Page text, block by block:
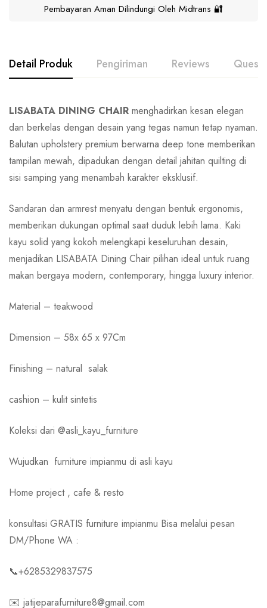
Pembayaran Aman Dilindungi Oleh Midtrans 🔐
Detail Produk Pengiriman Reviews
LISABATA DINING CHAIR menghadirkan kesan elegan
dan berkelas dengan desain yang tegas namun tetap nyaman.
Balutan upholstery premium berwarna deep tone memberikan
tampilan mewah, dipadukan dengan detail jahitan quilting di
sisi samping yang menambah karakter eksklusif.
Sandaran dan armrest menyatu dengan bentuk ergonomis,
memberikan dukungan optimal saat duduk lebih lama. Kaki
kayu solid yang kokoh melengkapi keseluruhan desain,
menjadikan LISABATA Dining Chair pilihan ideal untuk ruang
makan bergaya modern, contemporary, hingga luxury interior.
Material – teakwood
Dimension – 58x 65 x 97Cm
Finishing – natural salak
cashion – kulit sintetis
Koleksi dari @asli_kayu_furniture
Wujudkan furniture impianmu di asli kayu
Home project , cafe & resto
konsultasi GRATIS furniture impianmu Bisa melalui pesan
DM/Phone WA :
📞+6285329837575
✉️ jatijeparafurniture8@gmail.com